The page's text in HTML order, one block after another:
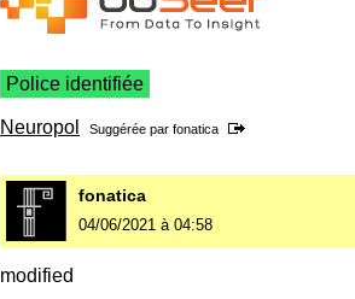
Police identifiée
Neuropol Suggérée par fonatica
fonatica
04/06/2021 à 04:58
modified